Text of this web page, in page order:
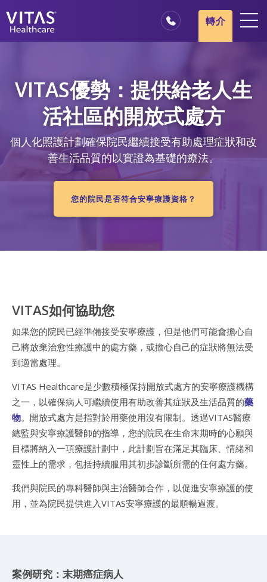
安寧療護基本概述
我們的服務
醫療服務專業人員
家庭與照顧者
轉介
VITAS優勢：提供給老人生
活社區的開放式處方
個人化照護計劃確保院民繼續接受有助處理症狀和改
善生活品質的以實證為基礎的療法。
您的院民是否符合安寧療護資格？
VITAS如何協助您
如果您的院民已經準備接受安寧療護，但是他們可能會擔心自
己將放棄治愈性療護中的處方藥，或擔心自己的症狀將無法受
到適當處理。
VITAS Healthcare是少數積極保持開放式處方的安寧療護機構
之一，以確保病人可繼續使用有助改善其症狀及生活品質的藥
物。開放式處方是指對於用藥使用沒有限制。透過VITAS醫療
總監與安寧療護醫師的指導，您的院民在生命末期時的心願與
目標將納入一項療護計劃中，此計劃旨在滿足其臨床、情緒和
靈性上的需求，包括持續服用其初步診斷所需的任何處方藥。
我們與院民的專科醫師與主治醫師合作，以促進安寧療護的使
用，並為院民提供進入VITAS安寧療護的最順暢過渡。
案例研究：末期癌症病人